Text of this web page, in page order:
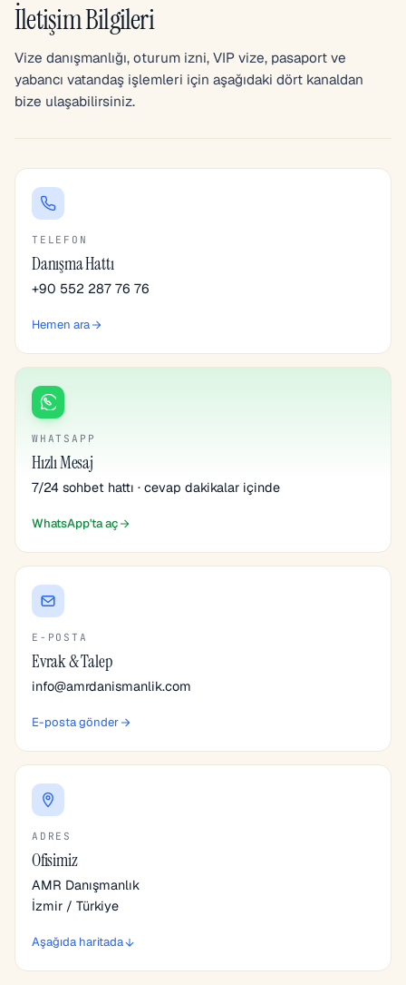
İletişim Bilgileri
Vize danışmanlığı, oturum izni, VIP vize, pasaport ve
yabancı vatandaş işlemleri için aşağıdaki dört kanaldan
bize ulaşabilirsiniz.
TELEFON
Danışma Hattı
+90 552 287 76 76
Hemen ara
WHATSAPP
Hızlı Mesaj
7/24 sohbet hattı · cevap dakikalar içinde
WhatsApp'ta aç
E-POSTA
Evrak & Talep
info@amrdanismanlik.com
E-posta gönder
ADRES
Ofisimiz
AMR Danışmanlık
İzmir / Türkiye
Aşağıda haritada